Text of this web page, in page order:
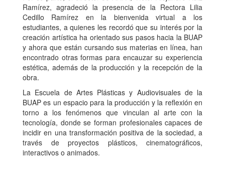
Ramírez, agradeció la presencia de la Rectora Lilia
Cedillo Ramírez en la bienvenida virtual a los
estudiantes, a quienes les recordó que su interés por la
creación artística ha orientado sus pasos hacia la BUAP
y ahora que están cursando sus materias en línea, han
encontrado otras formas para encauzar su experiencia
estética, además de la producción y la recepción de la
obra.
La Escuela de Artes Plásticas y Audiovisuales de la
BUAP es un espacio para la producción y la reflexión en
torno a los fenómenos que vinculan al arte con la
tecnología, donde se forman profesionales capaces de
incidir en una transformación positiva de la sociedad, a
través de proyectos plásticos, cinematográficos,
interactivos o animados.